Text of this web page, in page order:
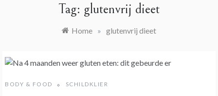
Tag: glutenvrij dieet
Home » glutenvrij dieet
BODY & FOOD SCHILDKLIER